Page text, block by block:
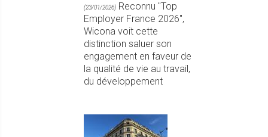
(23/01/2026) Reconnu "Top
Employer France 2026",
Wicona voit cette
distinction saluer son
engagement en faveur de
la qualité de vie au travail,
du développement